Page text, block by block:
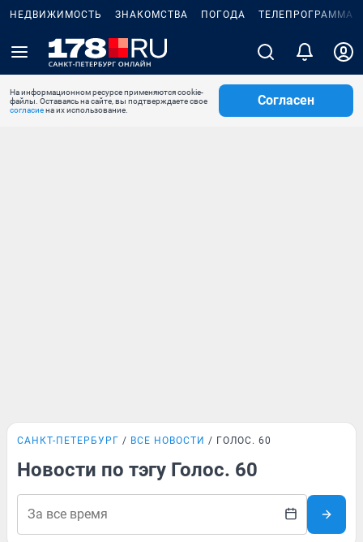
НЕДВИЖИМОСТЬ ЗНАКОМСТВА ПОГОДА ТЕЛЕПРОГРАММА
На информационном ресурсе применяются cookie-
файлы. Оставаясь на сайте, вы подтверждаете свое
согласиена их использование.
Согласен
САНКТ-ПЕТЕРБУРГ ВСЕ НОВОСТИ ГОЛОС. 60
Новости по тэгу Голос. 60